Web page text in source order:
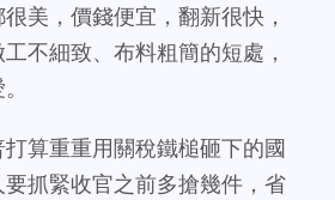
美，價錢便宜，翻新很快，
不細致、布料粗簡的短處，
算重重用關稅鐵槌砸下的國
抓緊收官之前多搶幾件，省